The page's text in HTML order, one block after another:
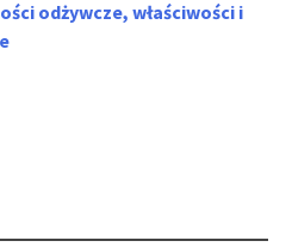
odżywcze, właściwości i